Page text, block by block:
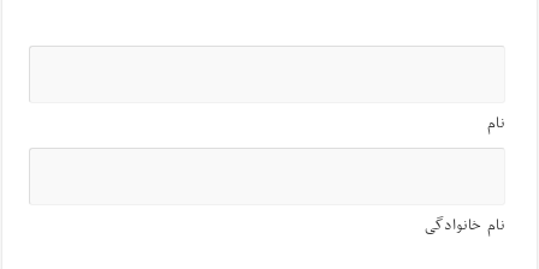
نام
نام خانوادگی